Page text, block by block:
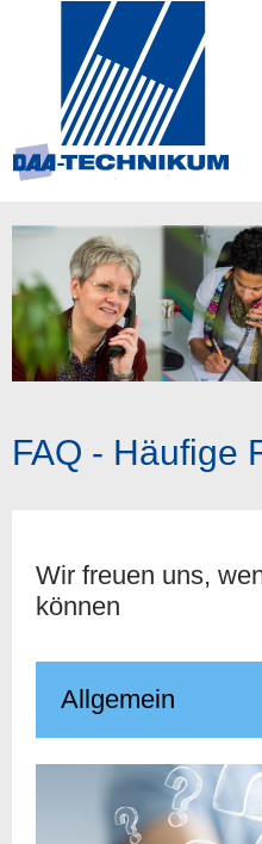
FAQ - Häufige
Wir freuen uns,
können
Allgemein